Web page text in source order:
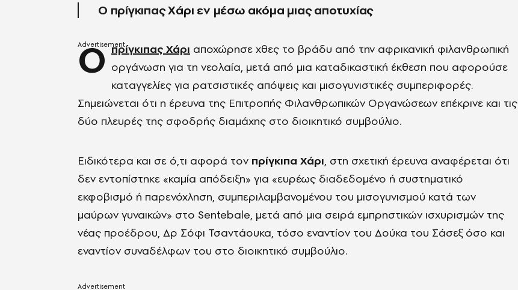
Ο πρίγκιπας Χάρι εν μέσω ακόμα μιας αποτυχίας
Ο πρίγκιπας Χάρι αποχώρησε χθες το βράδυ από την αφρικανική φιλανθρωπική
οργάνωση για τη νεολαία, μετά από μια καταδικαστική έκθεση που αφορούσε
καταγγελίες για ρατσιστικές απόψεις και μισογυνιστικές συμπεριφορές.
Σημειώνεται ότι η έρευνα της Επιτροπής Φιλανθρωπικών Οργανώσεων επέκρινε και τις
δύο πλευρές της σφοδρής διαμάχης στο διοικητικό συμβούλιο.
Ειδικότερα και σε ό,τι αφορά τον πρίγκιπα Χάρι, στη σχετική έρευνα αναφέρεται ότι
δεν εντοπίστηκε «καμία απόδειξη» για «ευρέως διαδεδομένο ή συστηματικό
εκφοβισμό ή παρενόχληση, συμπεριλαμβανομένου του μισογυνισμού κατά των
μαύρων γυναικών» στο Sentebale, μετά από μια σειρά εμπρηστικών ισχυρισμών της
νέας προέδρου, Δρ Σόφι Τσαντάουκα, τόσο εναντίον του Δούκα του Σάσεξ όσο και
εναντίον συναδέλφων του στο διοικητικό συμβούλιο.